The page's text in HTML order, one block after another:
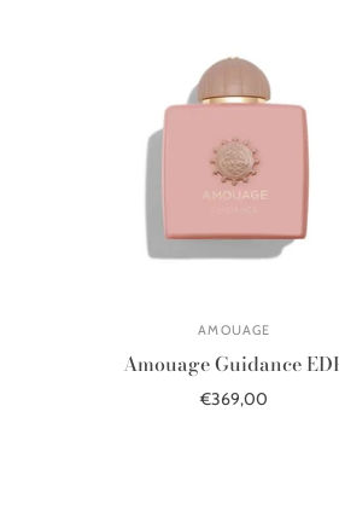
AMOUAGE
Amouage Guidance
€369,00